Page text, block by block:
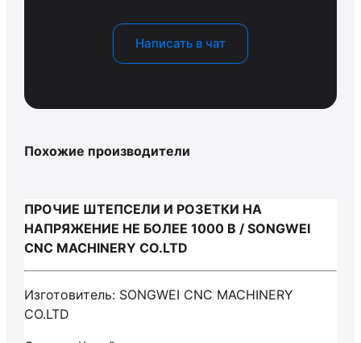
Написать в чат
Похожие производители
ПРОЧИЕ ШТЕПСЕЛИ И РОЗЕТКИ НА
НАПРЯЖЕНИЕ НЕ БОЛЕЕ 1000 В / SONGWEI
CNC MACHINERY CO.LTD
Изготовитель: SONGWEI CNC MACHINERY
CO.LTD